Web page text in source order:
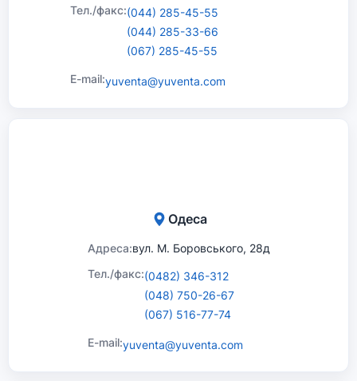
Тел./факс:(044) 285-45-55
(044) 285-33-66
(067) 285-45-55
E-mail:yuventa@yuventa.com
Одеса
Адреса:вул. М. Боровського, 28д
Тел./факс:(0482) 346-312
(048) 750-26-67
(067) 516-77-74
E-mail:yuventa@yuventa.com